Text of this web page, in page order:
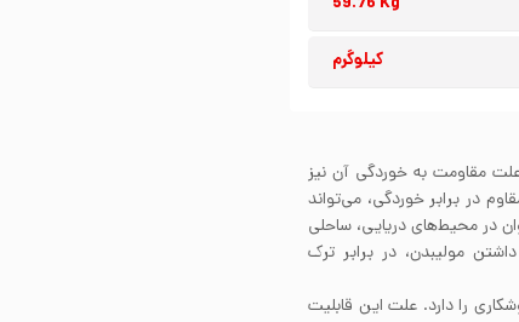
کیلوگرم
دارد. علت مقاومت به خوردگی آن نیز
در برابر خوردگی، می‌تواند
در محیط‌های دریایی، ساحلی
همچنین میلگرد استیل 316 به دلیل داشتن مولیبدن، در برابر ترک
جوشکاری را دارد. علت این قابلیت